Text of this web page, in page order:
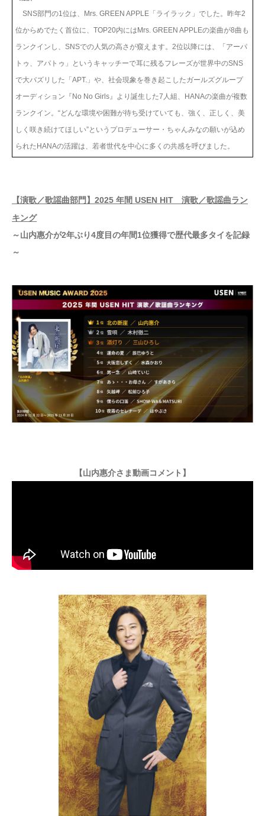
SNS部門の1位は、Mrs. GREEN APPLE「ライラック」でした。昨年2
位からめでたく首位に、TOP20内にはMrs. GREEN APPLEの楽曲が8曲も
ランクインし、SNSでの人気の高さが窺えます。2位以降には、「アーパ
トゥ、アパトゥ」というキャッチーで耳に残るフレーズが世界中のSNS
で大バズリした「APT.」や、社会現象を巻き起こしたガールズグループ
オーディション『No No Girls』より誕生した7人組、HANAの楽曲が複数
ランクイン。“どんな環境や困難が待ち受けていても、強く、正しく、美
しく咲き続けてほしい”というプロデューサー・ちゃんみなの願いが込め
られたHANAの活躍は、若者世代を中心に多くの共感を呼びました。
【演歌／歌謡曲部門】2025 年間 USEN HIT 演歌／歌謡曲ラン
キング
～山内惠介が2年ぶり4度目の年間1位獲得で歴代最多タイを記録
～
【山内惠介さま動画コメント】